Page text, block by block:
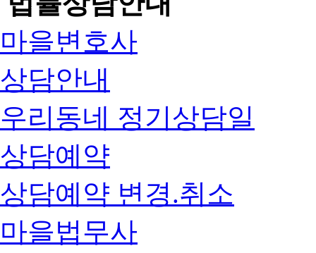
마을변호사
상담안내
우리동네 정기상담일
상담예약
상담예약 변경.취소
마을법무사